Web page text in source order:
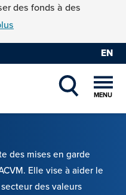
des fonds à des
EN
SHOW
MENU
des mises en garde
Elle vise à aider le
des valeurs